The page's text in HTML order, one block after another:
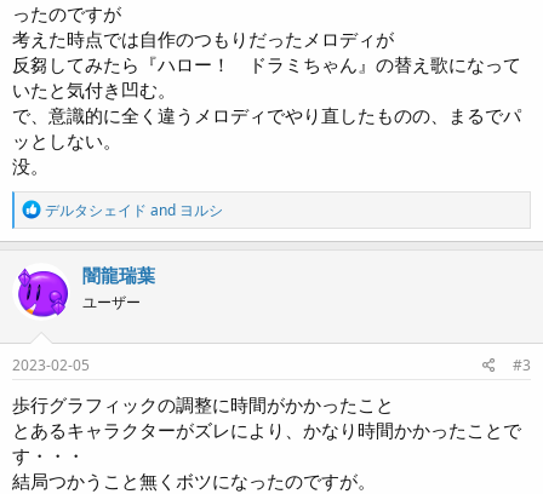
ったのですが
考えた時点では自作のつもりだったメロディが
反芻してみたら『ハロー！ ドラミちゃん』の替え歌になって
いたと気付き凹む。
で、意識的に全く違うメロディでやり直したものの、まるでパ
ッとしない。
没。
R
e
a
t
o
n
s
デルタシェイド and ヨルシ
闇龍瑞葉
ユーザー
2023-02-05 #3
歩行グラフィックの調整に時間がかかったこと
とあるキャラクターがズレにより、かなり時間かかったことで
す・・・
結局つかうこと無くボツになったのですが。